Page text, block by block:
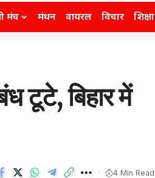
मंच मंथन वायरल विचार शिक्षा
टूटे, बिहार में
4 Min Read